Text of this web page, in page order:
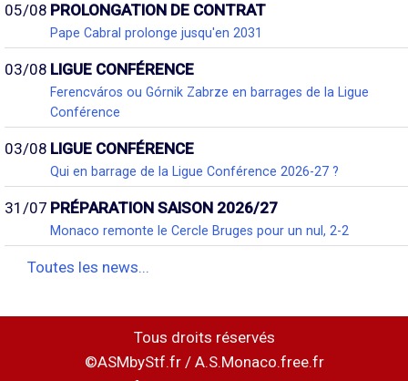
05/08 PROLONGATION DE CONTRAT
Pape Cabral prolonge jusqu'en 2031
03/08 LIGUE CONFÉRENCE
Ferencváros ou Górnik Zabrze en barrages de la Ligue
Conférence
03/08 LIGUE CONFÉRENCE
Qui en barrage de la Ligue Conférence 2026-27 ?
31/07 PRÉPARATION SAISON 2026/27
Monaco remonte le Cercle Bruges pour un nul, 2-2
Toutes les news...
Tous droits réservés
©ASMbyStf.fr / A.S.Monaco.free.fr